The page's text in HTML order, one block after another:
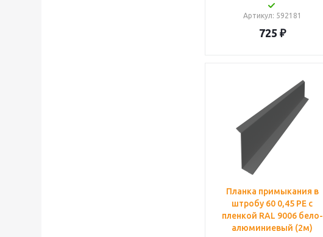
Артикул: 592181
725 ₽
Планка примыкания в
штробу 60 0,45 PE с
пленкой RAL 9006 бело-
алюминиевый (2м)